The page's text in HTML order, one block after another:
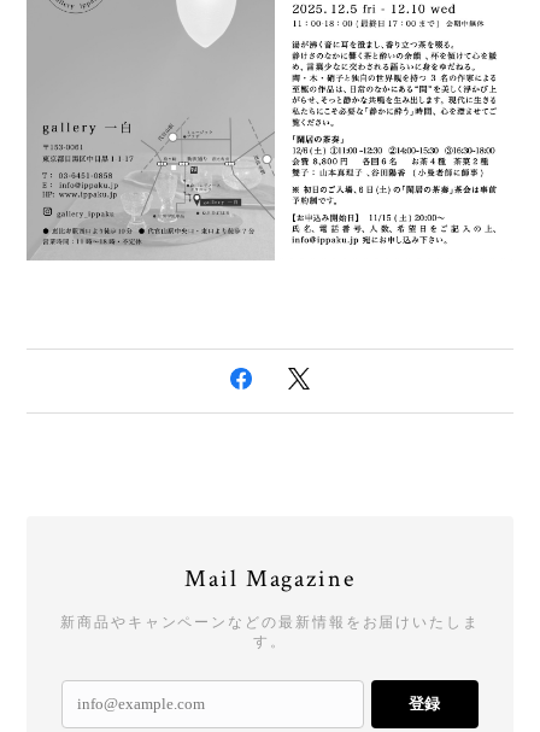
Mail Magazine
新商品やキャンペーンなどの最新情報をお届けいたしま
す。
登録